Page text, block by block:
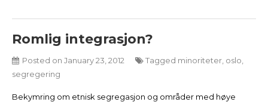
Romlig integrasjon?
Posted on January 23, 2012 Tagged minoriteter oslo
segregering
Bekymring om etnisk segregasjon og områder med høye